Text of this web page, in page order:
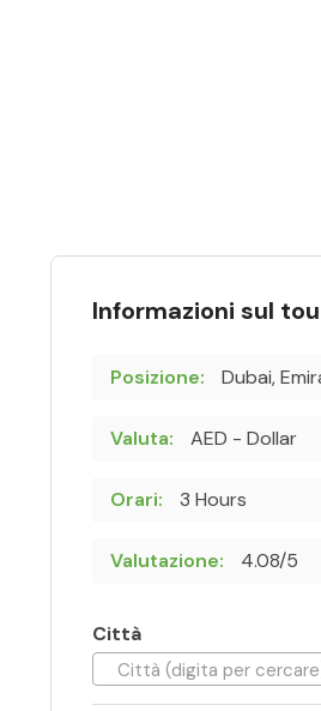
Informazioni sul
Posizione: Dubai,
Valuta: AED - Dollar
Orari: 3 Hours
Valutazione: 4.08/5
Città
Città (digita per